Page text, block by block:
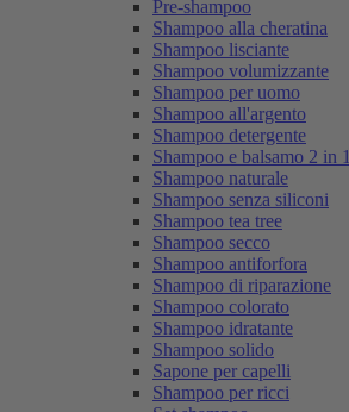
Pre-shampoo
Shampoo alla cheratina
Shampoo lisciante
Shampoo volumizzante
Shampoo per uomo
Shampoo all'argento
Shampoo detergente
Shampoo e balsamo 2 in 1
Shampoo naturale
Shampoo senza siliconi
Shampoo tea tree
Shampoo secco
Shampoo antiforfora
Shampoo di riparazione
Shampoo colorato
Shampoo idratante
Shampoo solido
Sapone per capelli
Shampoo per ricci